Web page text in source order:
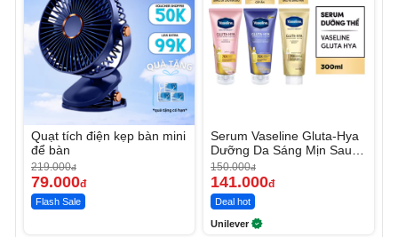
Quạt tích điện kẹp bàn mini
để bàn
219.000đ
79.000đ
Flash Sale
Serum Vaseline Gluta-Hya
Dưỡng Da Sáng Mịn Sau 7
Ngày
150.000đ
141.000đ
Deal hot
Unilever